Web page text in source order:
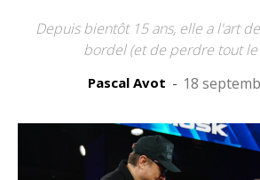
Depuis bientôt 15 ans, elle a l'art
bordel (et de perdre tout le
Pascal Avot - 18